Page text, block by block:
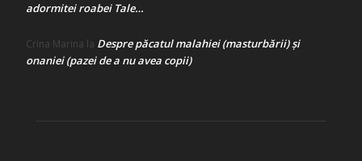
adormitei roabei Tale…
Crina Marina la Despre păcatul malahiei (masturbării) şi
onaniei (pazei de a nu avea copii)